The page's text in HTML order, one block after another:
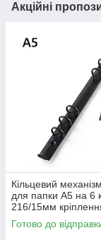
Акційні
Кільцевий
для папки А5 на 6
216/15мм
KMX089
Готово до